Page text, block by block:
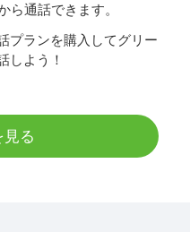
ら通話できます。
プランを購入してグリー
しよう！
見る